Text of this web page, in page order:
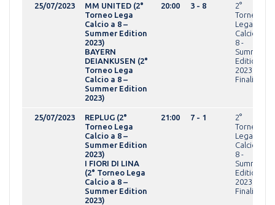
25/07/2023
MM UNITED (2°
Torneo Lega
Calcio a 8 –
Summer Edition
2023)
BAYERN
DEIANKUSEN (2°
Torneo Lega
Calcio a 8 –
Summer Edition
2023)
20:00 3 - 8
2°
Torneo
Lega
Calcio a
8 -
Summer
Edition
2023Fasi
Finali
25/07/2023
REPLUG (2°
Torneo Lega
Calcio a 8 –
Summer Edition
2023)
I FIORI DI LINA
(2° Torneo Lega
Calcio a 8 –
Summer Edition
2023)
21:00 7 - 1
2°
Torneo
Lega
Calcio a
8 -
Summer
Edition
2023Fasi
Finali